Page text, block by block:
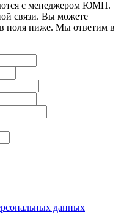
с менеджером ЮМП.
связи. Вы можете
поля ниже. Mы ответим в
данных